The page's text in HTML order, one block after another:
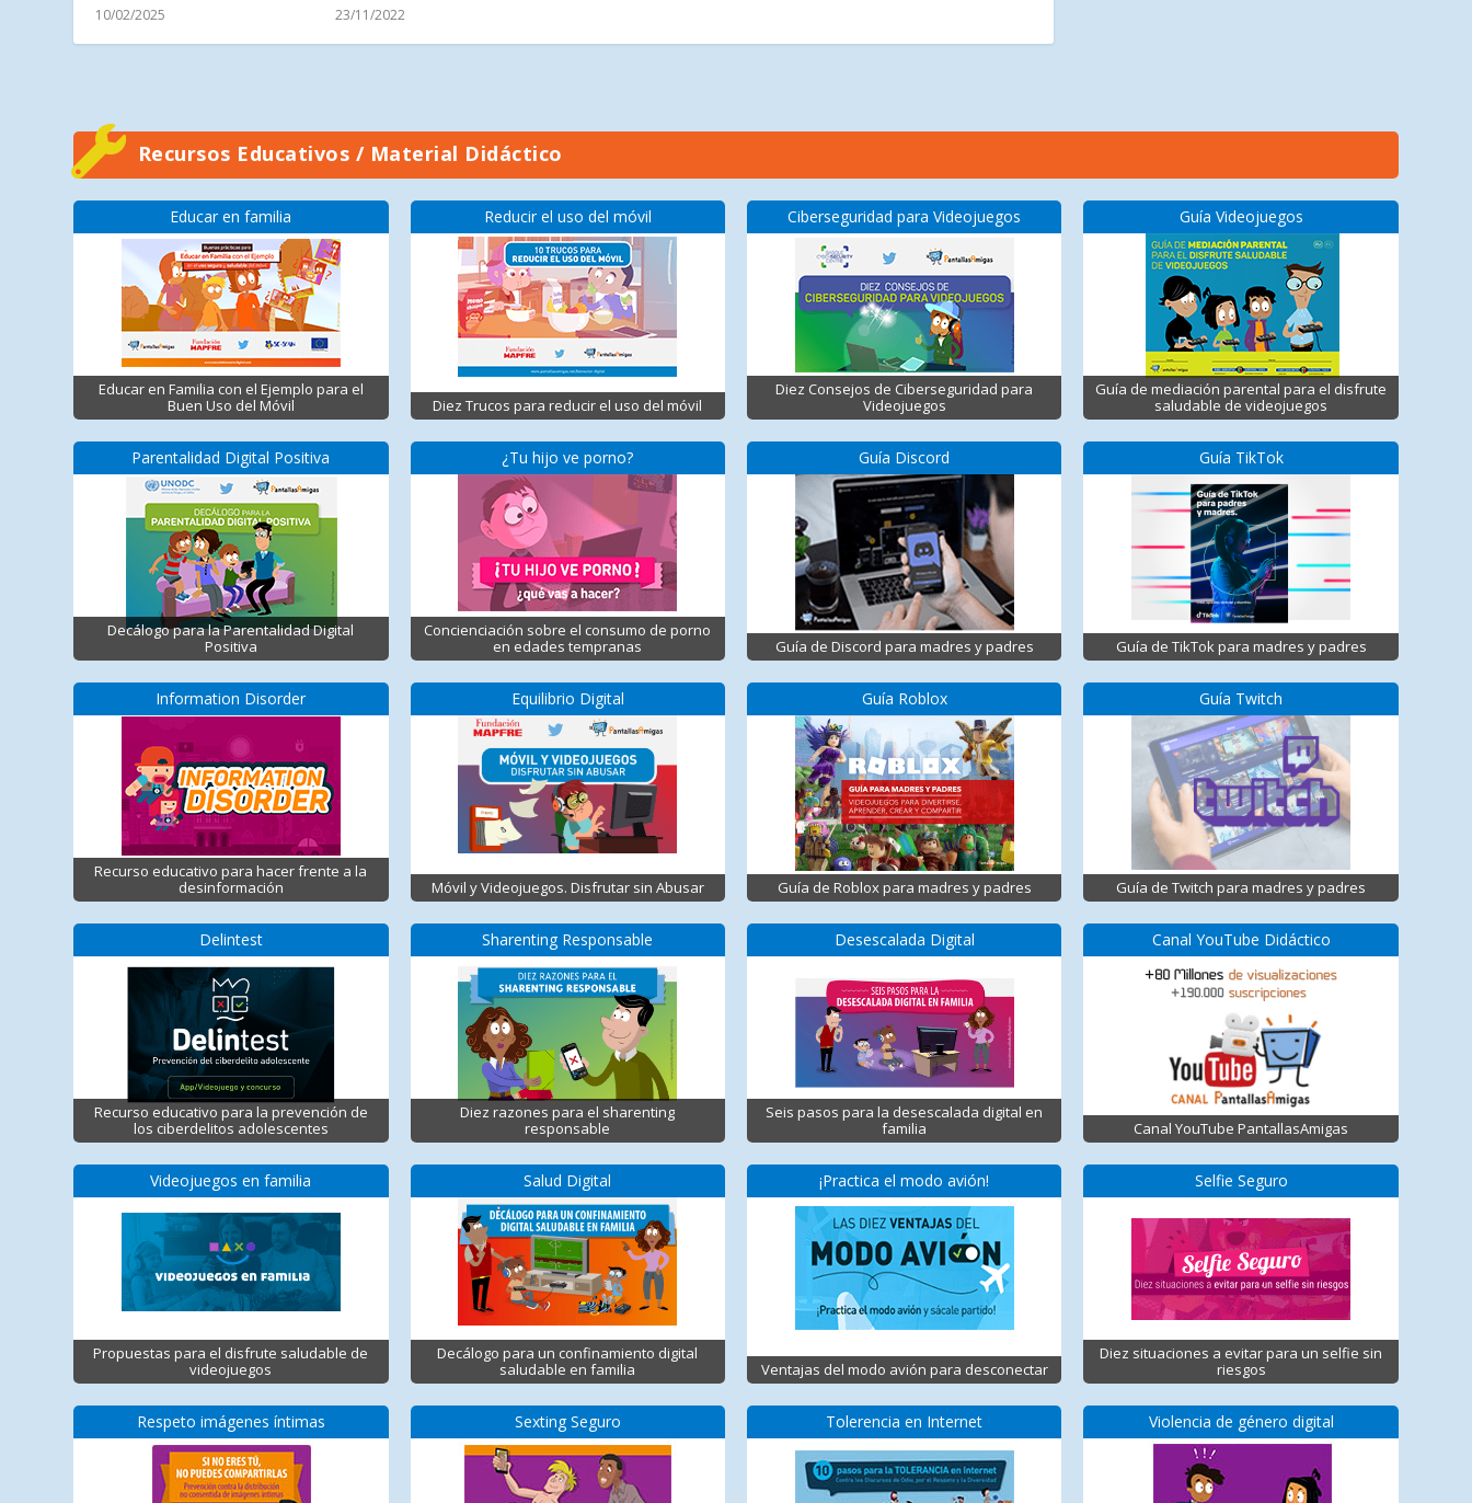
10/02/2025 23/11/2022
Recursos Educativos / Material Didáctico
Educar en familia
Educar en Familia con el Ejemplo para el
Buen Uso del Móvil
Parentalidad Digital Positiva
Decálogo para la Parentalidad Digital
Positiva
Information Disorder
Recurso educativo para hacer frente a la
desinformación
Delintest
Recurso educativo para la prevención de
los ciberdelitos adolescentes
Videojuegos en familia
Propuestas para el disfrute saludable de
videojuegos
Respeto imágenes íntimas
Reducir el uso del móvil
Diez Trucos para reducir el uso del móvil
¿Tu hijo ve porno?
Concienciación sobre el consumo de porno
en edades tempranas
Equilibrio Digital
Móvil y Videojuegos. Disfrutar sin Abusar
Sharenting Responsable
Diez razones para el sharenting
responsable
Salud Digital
Decálogo para un confinamiento digital
saludable en familia
Sexting Seguro
Ciberseguridad para Videojuegos
Diez Consejos de Ciberseguridad para
Videojuegos
Guía Discord
Guía de Discord para madres y padres
Guía Roblox
Guía de Roblox para madres y padres
Desescalada Digital
Seis pasos para la desescalada digital en
familia
¡Practica el modo avión!
Ventajas del modo avión para desconectar
Tolerencia en Internet
Guía Videojuegos
Guía de mediación parental para el disfrute
saludable de videojuegos
Guía TikTok
Guía de TikTok para madres y padres
Guía Twitch
Guía de Twitch para madres y padres
Canal YouTube Didáctico
Canal YouTube PantallasAmigas
Selfie Seguro
Diez situaciones a evitar para un selfie sin
riesgos
Violencia de género digital